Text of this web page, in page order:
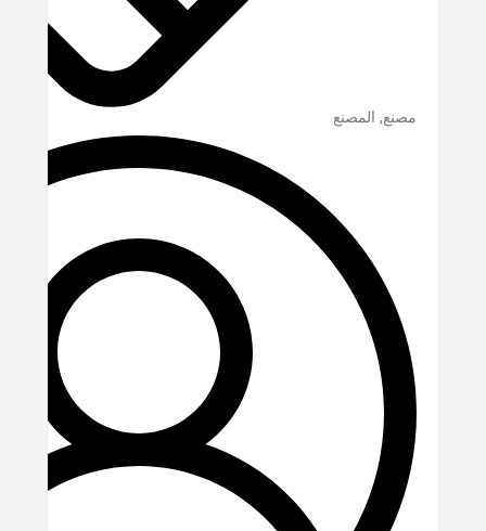
مصنع, المصنع